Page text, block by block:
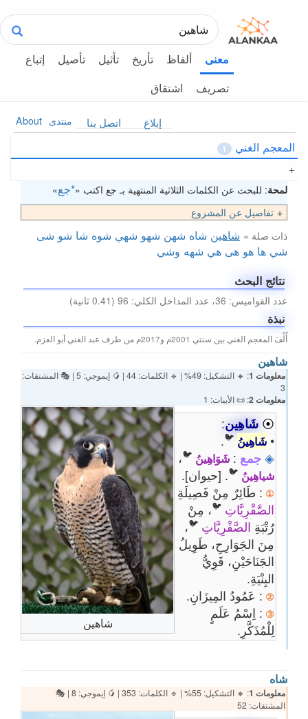
معنى ألفاظ تأريخ تأثيل تأصيل
إتباع
تصريف
اشتقاق
About منتدى اتصل بنا إبلاغ
المعجم الغني 1
لمحة: للبحث عن الكلمات الثلاثية المنتهية بـ جع اكتب «*جع»
تفاصيل عن المشروع
ذات صلة » شاهين شاه شهن شهو شهي شوه شا شو شى
شي ها هو هى هي شهه وشي
نتائج البحث
عدد القواميس: 36، عدد المداخل الكلي: 96 (0.41 ثانية)
نبذة
أُلِّفَ المعجم الغني بين سنتي 2001م و2017م من طرف عبد الغني أبو العزم.
شاهين
معلومات 1
: 🔸 التشكيل: 49% | 🔹 الكلمات: 44 | 🥭 إيموجي: 5 | 🎭 المشتقات:
3
معلومات 2 : 📜 الأبيات: 1
شاهين
⦿ شَاهِين:
• شَاهِينُ 🐦
.
◈ جمع : شَوَاهِينُ 🐦،
شياهِينُ 🐦. [حيوان].
① : طَائِرٌ مِنْ فَصِيلَةِ
الصَّقْرِيَّاتِ 🐦، مِنْ
رُتْبَةِ الصَّقْرِيَّاتِ 🐦،
مِنَ الجَوَارِحِ، طَوِيلُ
الجَنَاحَيْنِ، قَوِيُّ
البِنْيَةِ.
② : عَمُودُ المِيزَانِ.
③ : اِسْمُ عَلَمٍ
لِلْمُذَكَّرِ.
شاه
معلومات 1
: 🔸 التشكيل: 55% | 🔹 الكلمات: 353 | 🥭 إيموجي: 8 | 🎭
المشتقات: 52